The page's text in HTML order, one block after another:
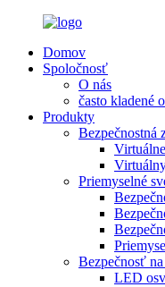
Domov
Spoločnosť
O nás
často kladené
Produkty
Bezpečnostná
Priemyselné
Bezpečnosť na
LED